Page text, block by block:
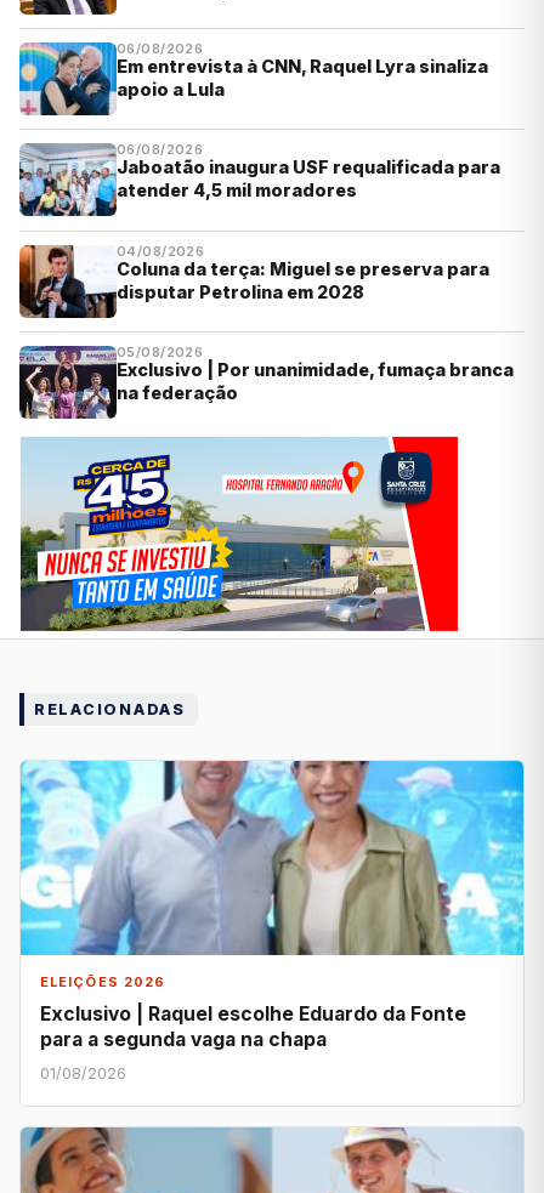
06/08/2026
Em entrevista à CNN, Raquel Lyra sinaliza
apoio a Lula
06/08/2026
Jaboatão inaugura USF requalificada para
atender 4,5 mil moradores
04/08/2026
Coluna da terça: Miguel se preserva para
disputar Petrolina em 2028
05/08/2026
Exclusivo | Por unanimidade, fumaça branca
na federação
RELACIONADAS
ELEIÇÕES 2026
Exclusivo | Raquel escolhe Eduardo da Fonte
para a segunda vaga na chapa
01/08/2026